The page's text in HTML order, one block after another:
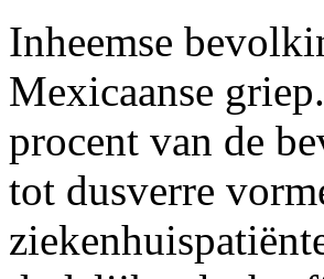
Inheemse
Mexicaanse
procent van de
tot dusverre